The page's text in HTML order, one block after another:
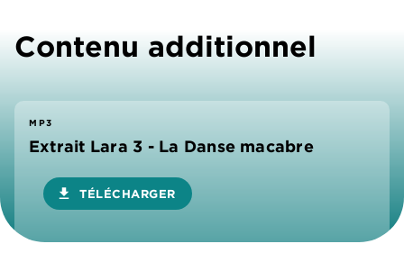
Contenu additionnel
MP3
Extrait Lara 3 - La Danse macabre
download TÉLÉCHARGER